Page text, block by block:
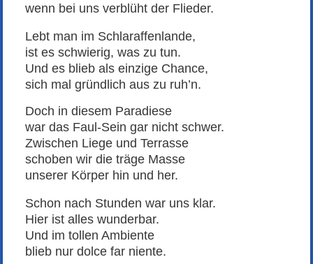
wenn bei uns verblüht der Flieder.
Lebt man im Schlaraffenlande,
ist es schwierig, was zu tun.
Und es blieb als einzige Chance,
sich mal gründlich aus zu ruh’n.
Doch in diesem Paradiese
war das Faul-Sein gar nicht schwer.
Zwischen Liege und Terrasse
schoben wir die träge Masse
unserer Körper hin und her.
Schon nach Stunden war uns klar.
Hier ist alles wunderbar.
Und im tollen Ambiente
blieb nur dolce far niente.